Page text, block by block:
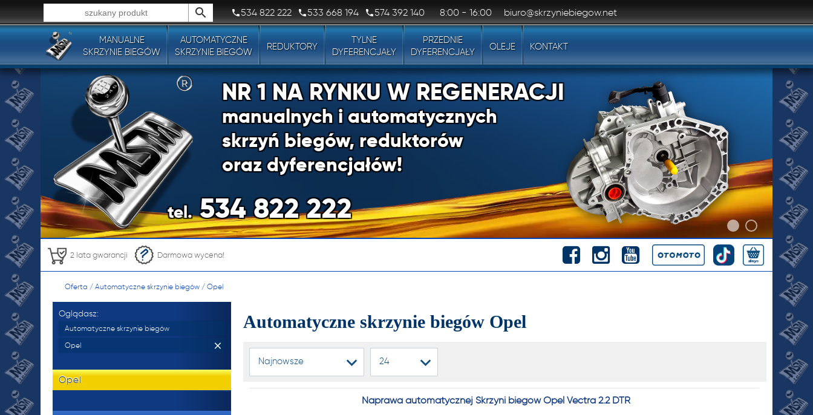
Wszystkie typy produktów!
534 822 222 533 668 194 574 392 140 8:00 - 16:00 biuro@skrzyniebiegow.net
MANUALNE
SKRZYNIE BIEGÓW
AUTOMATYCZNE
SKRZYNIE BIEGÓW
REDUKTORY
TYLNE
DYFERENCJAŁY
PRZEDNIE
DYFERENCJAŁY
OLEJE KONTAKT
tel.534 822 222
NR 1 NA RYNKU W REGENERACJI
manualnych i automatycznych
skrzyń biegów, reduktorów
oraz dyferencjałów!
tel.534 822 222
NR 1 NA RYNKU W REGENERACJI
manualnych i automatycznych
skrzyń biegów, reduktorów
oraz dyferencjałów!
2 lata gwarancji Darmowa wycena!
Oferta /Automatyczne skrzynie biegów /Opel
Oglądasz:
Automatyczne skrzynie biegów
Opel
Opel
Automatyczne skrzynie biegów Opel
Najnowsze 24
Naprawa automatycznej Skrzyni biegów Opel Vectra 2.2 DTR